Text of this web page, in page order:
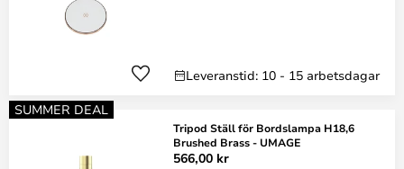
Leveranstid: 10 - 15 arbetsdagar
SUMMER DEAL
Tripod Ställ för Bordslampa H18,6
Brushed Brass - UMAGE
566,00 kr